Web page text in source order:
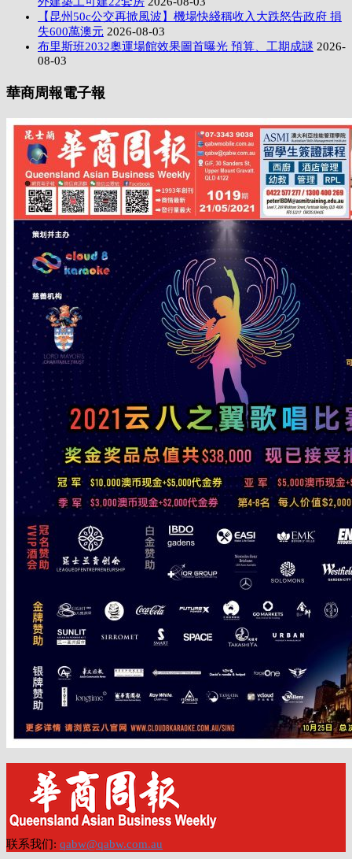
【昆州50c公交再掀風波】機場快綫稱收入大跌怒告政府 損
失600萬澳元 2026-08-03
布里斯班2032奧運場館效果圖首曝光 預算、工期成謎 2026-
08-03
華商周報電子報
联系我们: qabw@qabw.com.au